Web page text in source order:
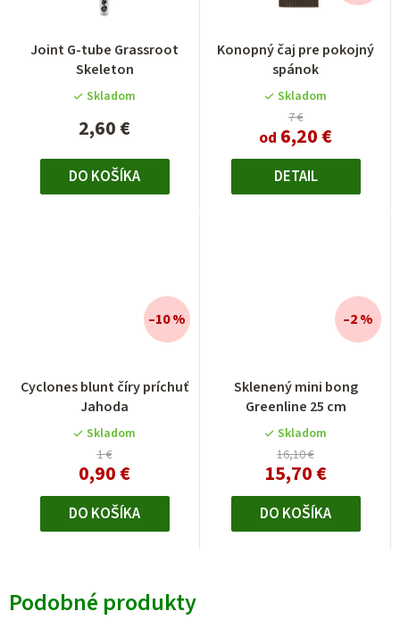
Joint G-tube Grassroot
Skeleton
Skladom
2,60 €
DO KOŠÍKA
Konopný čaj pre pokojný
spánok
hodnotenie
produktu
je
5,0
z
5
hviezdičiek.
Skladom
7 €
od 6,20 €
DETAIL
Cyclones blunt číry príchuť
Jahoda
Skladom
1 €
0,90 €
–10 %
DO KOŠÍKA
Sklenený mini bong
Greenline 25 cm
Skladom
16,10 €
15,70 €
–2 %
DO KOŠÍKA
Podobné produkty